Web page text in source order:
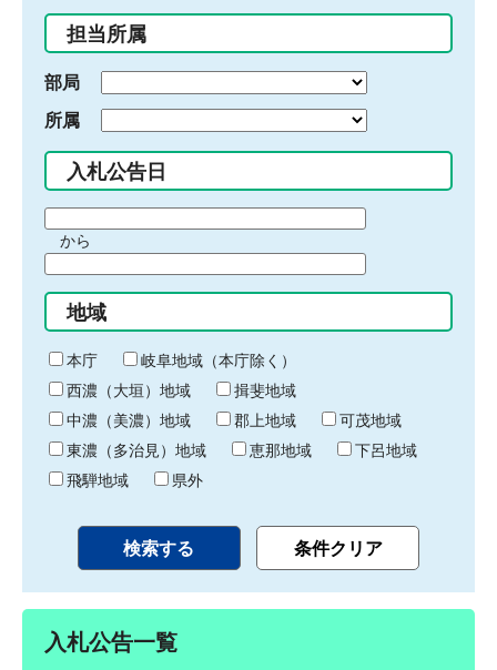
入
力
担当所属
部局
所属
入札公告日
間
始
り
から
間
終
わ
り
地域
本庁
岐阜地域（本庁除く）
西濃（大垣）地域
揖斐地域
中濃（美濃）地域
郡上地域
可茂地域
東濃（多治見）地域
恵那地域
下呂地域
飛騨地域
県外
入札公告一覧